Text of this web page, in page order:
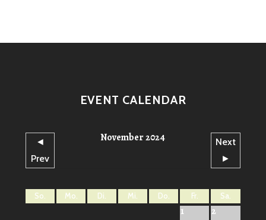
EVENT CALENDAR
◄
Prev
November 2024
Next
►
So. Mo. Di. Mi. Do. Fr. Sa.
1 2